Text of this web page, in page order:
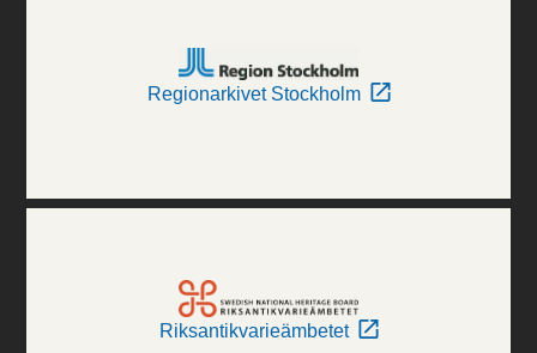
Regionarkivet Stockholm
Riksantikvarieämbetet